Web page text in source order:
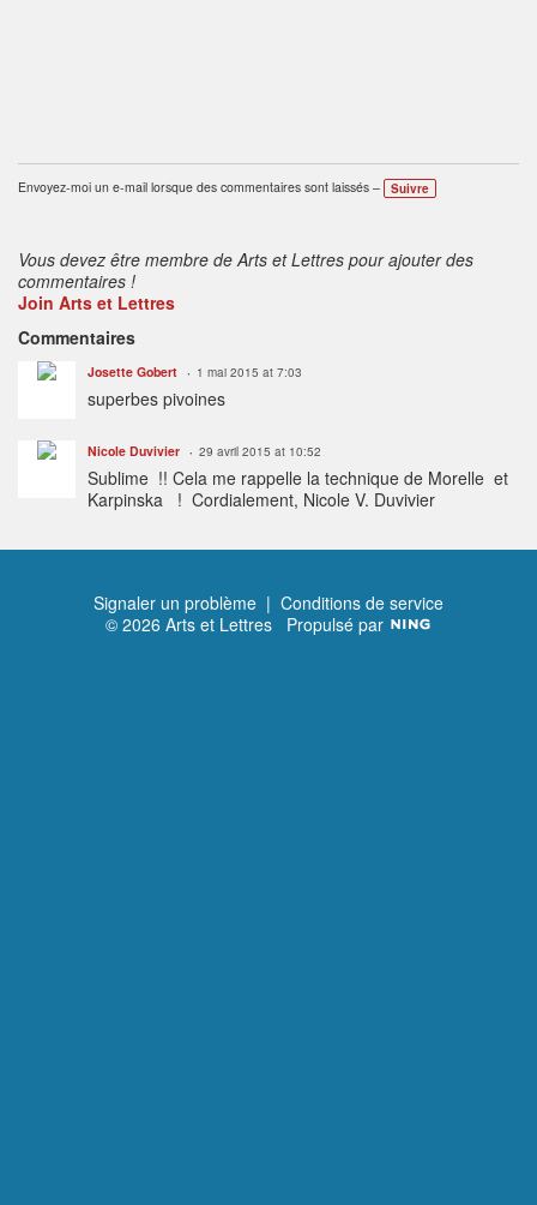
Envoyez-moi un e-mail lorsque des commentaires sont laissés – Suivre
Vous devez être membre de Arts et Lettres pour ajouter des
commentaires !
Join Arts et Lettres
Commentaires
Josette Gobert 1 mai 2015 at 7:03
superbes pivoines
Nicole Duvivier 29 avril 2015 at 10:52
Sublime !! Cela me rappelle la technique de Morelle et
Karpinska ! Cordialement, Nicole V. Duvivier
Signaler un problème | Conditions de service
© 2026 Arts et Lettres Propulsé par